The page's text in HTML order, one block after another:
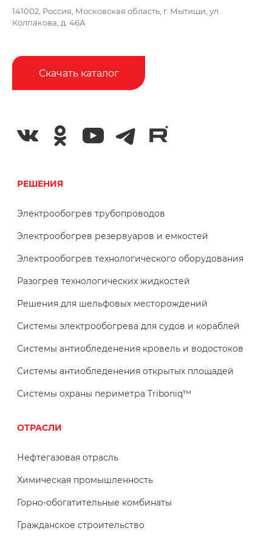
141002, Россия, Московская область, г. Мытищи, ул.
Колпакова, д. 46А
Скачать каталог
РЕШЕНИЯ
Электрообогрев трубопроводов
Электрообогрев резервуаров и емкостей
Электрообогрев технологического оборудования
Разогрев технологических жидкостей
Решения для шельфовых месторождений
Системы электрообогрева для судов и кораблей
Системы антиобледенения кровель и водостоков
Системы антиобледенения открытых площадей
Системы охраны периметра Triboniq™
ОТРАСЛИ
Нефтегазовая отрасль
Химическая промышленность
Горно-обогатительные комбинаты
Гражданское строительство